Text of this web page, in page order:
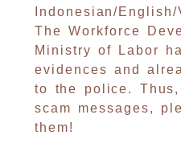
Indonesian/
The Workforce
Ministry of Labor
evidences and
to the police.
scam messages,
them!